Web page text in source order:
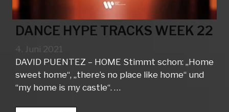
DANCE HYPE TRACKS WEEK 22
4. Juni 2021
DAVID PUENTEZ – HOME Stimmt schon: „Home
sweet home“, „there’s no place like home“ und
“my home is my castle“. …